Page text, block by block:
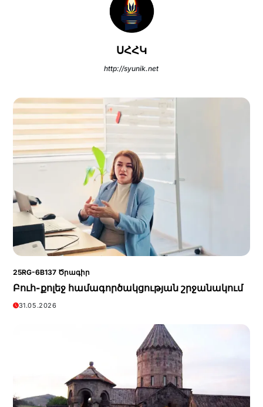
ՍՀՀԿ
http://syunik.net
25RG-6B137 Ծրագիր
Բուհ-քոլեջ համագործակցության շրջանակում
31.05.2026